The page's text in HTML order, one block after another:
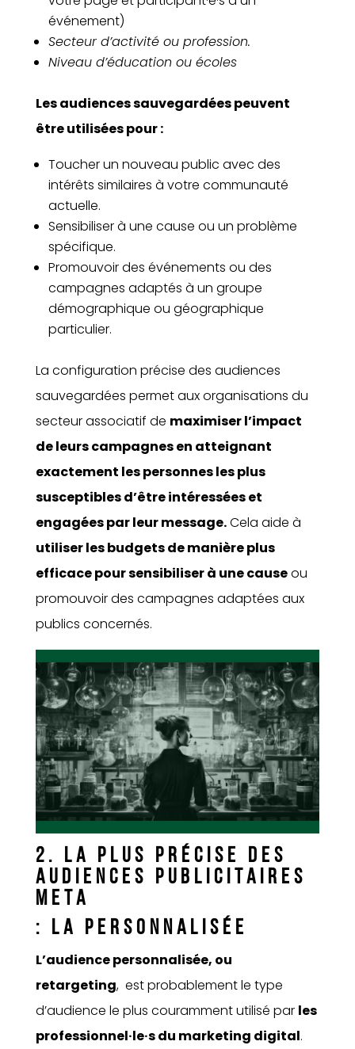
événement)
Secteur d’activité ou profession.
Niveau d’éducation ou écoles
Les audiences sauvegardées peuvent
être utilisées pour :
Toucher un nouveau public avec des
intérêts similaires à votre communauté
actuelle.
Sensibiliser à une cause ou un problème
spécifique.
Promouvoir des événements ou des
campagnes adaptés à un groupe
démographique ou géographique
particulier.
La configuration précise des audiences
sauvegardées permet aux organisations du
secteur associatif de maximiser l’impact
de leurs campagnes en atteignant
exactement les personnes les plus
susceptibles d’être intéressées et
engagées par leur message.Cela aide à
utiliser les budgets de manière plus
efficace pour sensibiliser à une causeou
promouvoir des campagnes adaptées aux
publics concernés.
2. LA PLUS PRÉCISE DES
AUDIENCES PUBLICITAIRES
META
: LA PERSONNALISÉE
L’audience personnalisée, ou
retargeting, est probablement le type
d’audience le plus couramment utilisé par les
professionnel·le·s du marketing digital.